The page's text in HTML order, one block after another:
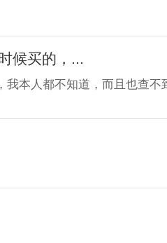
候买的，...
本人都不知道，而且也查不